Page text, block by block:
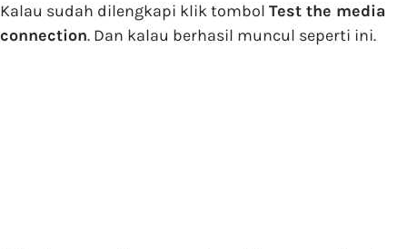
Kalau sudah dilengkapi klik tombol Test the media
connection. Dan kalau berhasil muncul seperti ini.